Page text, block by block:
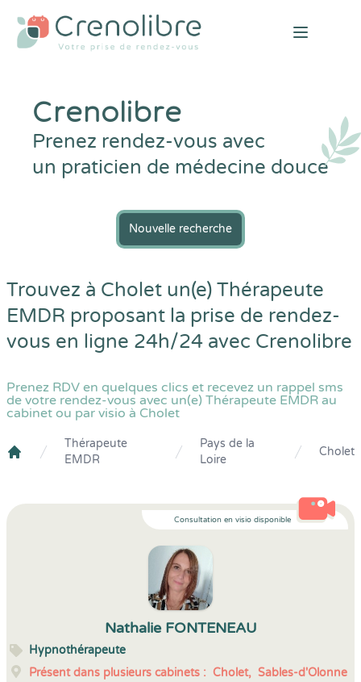
Open
Crenolibre
Prenez rendez-vous avec
un praticien de médecine douce
Nouvelle recherche
Trouvez à Cholet un(e) Thérapeute
EMDR proposant la prise de rendez-
vous en ligne 24h/24 avec Crenolibre
Prenez RDV en quelques clics et recevez un rappel sms
de votre rendez-vous avec un(e) Thérapeute EMDR au
cabinet ou par visio à Cholet
Crenolibre
Thérapeute
EMDR
Pays de la
Loire
Cholet
Consultation en visio disponible
Nathalie FONTENEAU
Hypnothérapeute
Présent dans plusieurs cabinets : Cholet, Sables-d'Olonne